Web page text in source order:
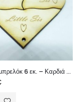
Ξύλινο μπρελόκ 6 εκ. – Καρδιά Χ3